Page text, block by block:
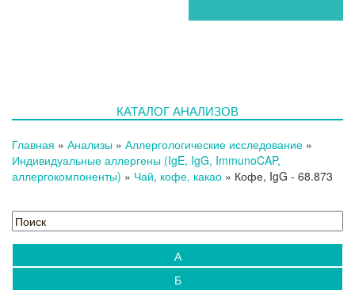
КАТАЛОГ АНАЛИЗОВ
Главная » Анализы » Аллергологические исследование »
Индивидуальные аллергены (IgE, IgG, ImmunoCAP,
аллергокомпоненты) » Чай, кофе, какао » Кофе, IgG - 68.873
А
Б